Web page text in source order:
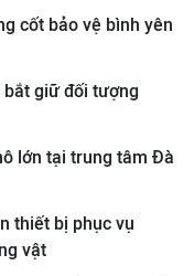
cốt bảo vệ bình yên
bắt giữ đối tượng
lớn tại trung tâm Đà
thiết bị phục vụ
vật